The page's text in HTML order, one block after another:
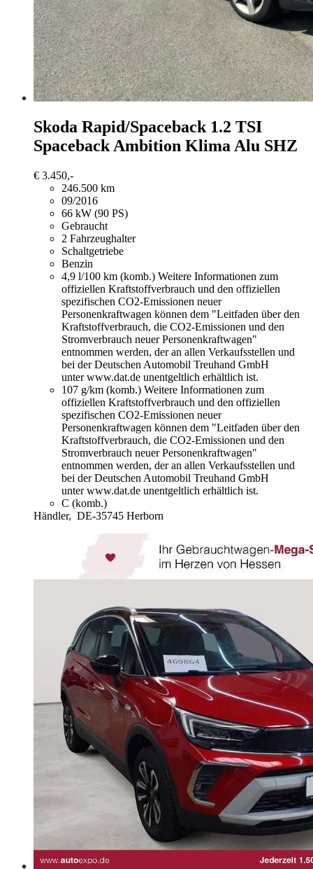
Skoda Rapid/Spaceback 1.2 TSI
Spaceback Ambition Klima Alu SHZ
€ 3.450,-
246.500 km
09/2016
66 kW (90 PS)
Gebraucht
2 Fahrzeughalter
Schaltgetriebe
Benzin
4,9 l/100 km (komb.) Weitere Informationen zum
offiziellen Kraftstoffverbrauch und den offiziellen
spezifischen CO2-Emissionen neuer
Personenkraftwagen können dem "Leitfaden über den
Kraftstoffverbrauch, die CO2-Emissionen und den
Stromverbrauch neuer Personenkraftwagen"
entnommen werden, der an allen Verkaufsstellen und
bei der Deutschen Automobil Treuhand GmbH
unter www.dat.de unentgeltlich erhältlich ist.
107 g/km (komb.) Weitere Informationen zum
offiziellen Kraftstoffverbrauch und den offiziellen
spezifischen CO2-Emissionen neuer
Personenkraftwagen können dem "Leitfaden über den
Kraftstoffverbrauch, die CO2-Emissionen und den
Stromverbrauch neuer Personenkraftwagen"
entnommen werden, der an allen Verkaufsstellen und
bei der Deutschen Automobil Treuhand GmbH
unter www.dat.de unentgeltlich erhältlich ist.
C (komb.)
Händler, DE-35745 Herborn